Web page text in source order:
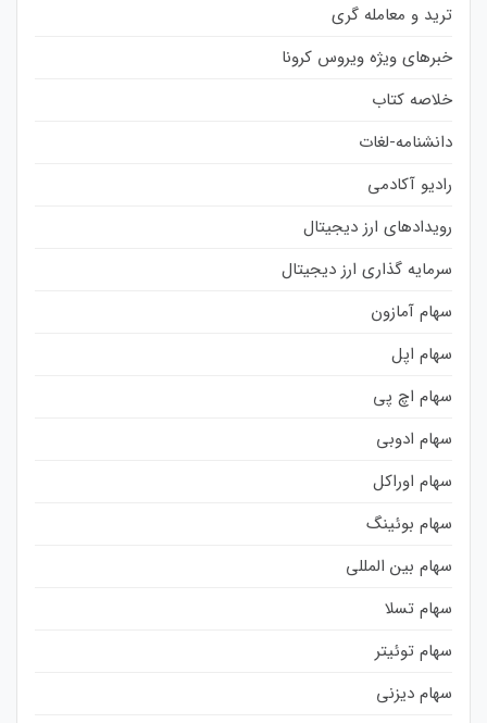
ترید و معامله گری
خبرهای ویژه ویروس کرونا
خلاصه کتاب
دانشنامه-لغات
رادیو آکادمی
رویدادهای ارز دیجیتال
سرمایه گذاری ارز دیجیتال
سهام آمازون
سهام اپل
سهام اچ پی
سهام ادوبی
سهام اوراکل
سهام بوئینگ
سهام بین المللی
سهام تسلا
سهام توئیتر
سهام دیزنی